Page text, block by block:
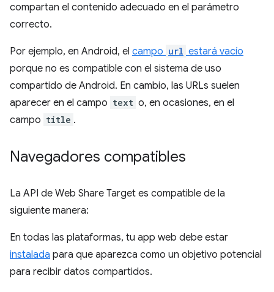
compartan el contenido adecuado en el parámetro
correcto.
Por ejemplo, en Android, el campo url estará vacío
porque no es compatible con el sistema de uso
compartido de Android. En cambio, las URLs suelen
aparecer en el campo text o, en ocasiones, en el
campo title .
Navegadores compatibles
La API de Web Share Target es compatible de la
siguiente manera:
En todas las plataformas, tu app web debe estar
instalada para que aparezca como un objetivo potencial
para recibir datos compartidos.